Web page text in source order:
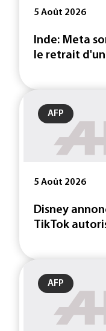
5 Août 2026
Inde: Meta
le retrait
AFP
5 Août 2026
Disney
TikTok
AFP